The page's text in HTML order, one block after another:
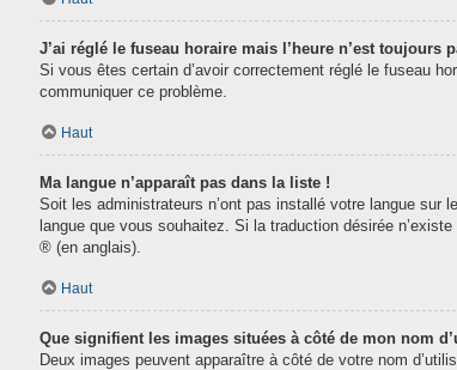
J’ai réglé le fuseau horaire mais l’heure n’est toujours
Si vous êtes certain d’avoir correctement réglé le fuseau
communiquer ce problème.
Haut
Ma langue n’apparaît pas dans la liste !
Soit les administrateurs n’ont pas installé votre langue sur
langue que vous souhaitez. Si la traduction désirée
® (en anglais).
Haut
Que signifient les images situées à côté de mon nom
Deux images peuvent apparaître à côté de votre nom